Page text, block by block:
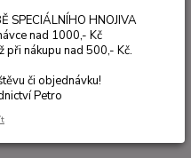
SPECIÁLNÍHO HNOJIVA
nad 1000,- Kč
při nákupu nad 500,- Kč.
či objednávku!
Petro